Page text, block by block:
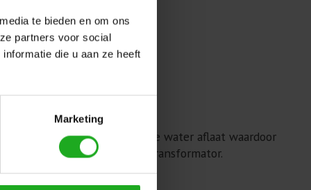
te bieden en om ons
partners voor social
die u aan ze heeft
Marketing
Voorzien van een snelle water aflaat waardoor
een energiebesparende transformator.